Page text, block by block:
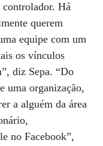
controlador. Há
querem
equipe com um
os vínculos
diz Sepa. “Do
uma organização,
a alguém da área
no Facebook”,